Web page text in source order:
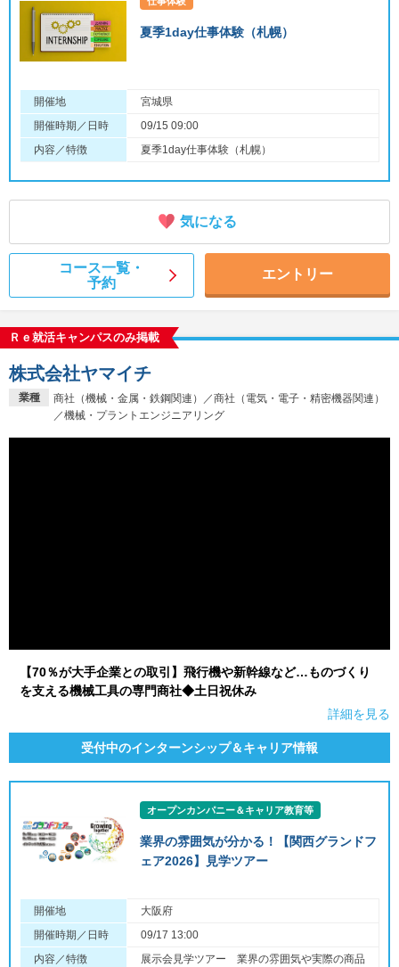
夏季1day仕事体験（札幌）
開催地
宮城県
開催時期／日時
09/15 09:00
内容／特徴
夏季1day仕事体験（札幌）
気になる
コース一覧・
予約
エントリー
Ｒｅ就活キャンパスのみ掲載
業種
商社（機械・金属・鉄鋼関連）／商社（電気・電子・精密機器関連）
／機械・プラントエンジニアリング
株式会社ヤマイチ
【70％が大手企業との取引】飛行機や新幹線など…ものづくり
を支える機械工具の専門商社◆土日祝休み
詳細を見る
受付中のインターンシップ＆キャリア情報
オープンカンパニー＆キャリア教育等
業界の雰囲気が分かる！【関西グランドフ
ェア2026】見学ツアー
開催地
大阪府
開催時期／日時
09/17 13:00
内容／特徴
展示会見学ツアー 業界の雰囲気や実際の商品